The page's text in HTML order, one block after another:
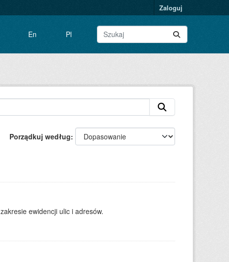
Zaloguj
En Pl
Porządkuj według
ewidencji ulic i adresów.